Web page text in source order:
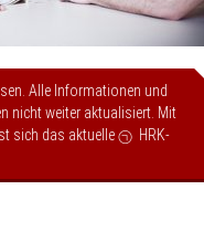
Alle Informationen und
nicht weiter aktualisiert. Mit
sich das aktuelle
HRK-